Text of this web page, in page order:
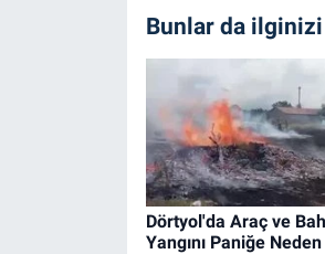
Bunlar da
Dörtyol'da Araç ve
Yangını Paniğe